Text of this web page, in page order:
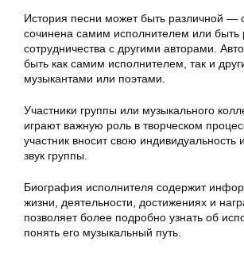
История песни может быть различной —
сочинена самим исполнителем или быть
сотрудничества с другими авторами.
быть как самим исполнителем, так и
музыкантами или поэтами.
Участники группы или музыкального
играют важную роль в творческом
участник вносит свою индивидуальность
звук группы.
Биография исполнителя содержит
жизни, деятельности, достижениях и
позволяет более подробно узнать об
понять его музыкальный путь.